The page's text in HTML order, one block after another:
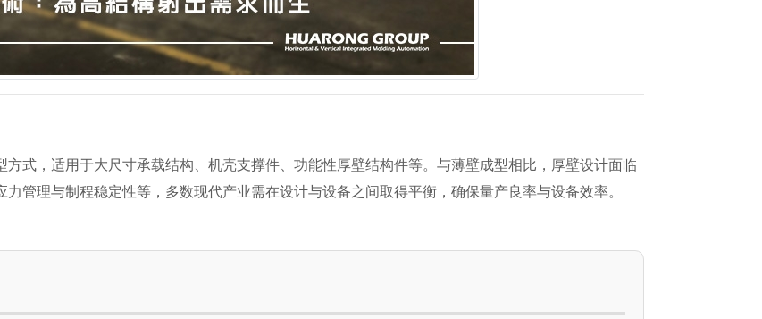
式，适用于大尺寸承载结构、机壳支撑件、功能性厚壁结构件等。与薄壁成型相比，厚壁设计面临
管理与制程稳定性等，多数现代产业需在设计与设备之间取得平衡，确保量产良率与设备效率。